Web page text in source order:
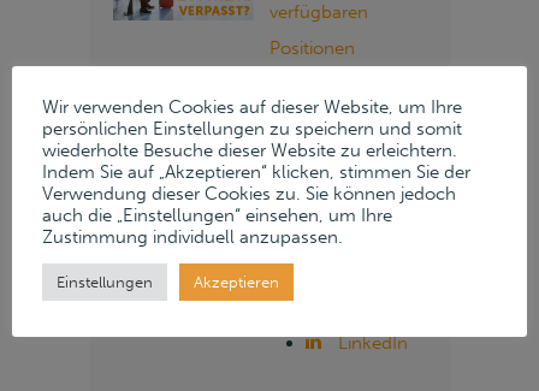
verfügbaren
Positionen
Folgen Sie Lueders
& Partner auf
unseren Social
Media Kanälen:
LinkedIn
Wir verwenden Cookies auf dieser Website, um Ihre
persönlichen Einstellungen zu speichern und somit
wiederholte Besuche dieser Website zu erleichtern.
Indem Sie auf „Akzeptieren“ klicken, stimmen Sie der
Verwendung dieser Cookies zu. Sie können jedoch
auch die „Einstellungen“ einsehen, um Ihre
Zustimmung individuell anzupassen.
Einstellungen Akzeptieren